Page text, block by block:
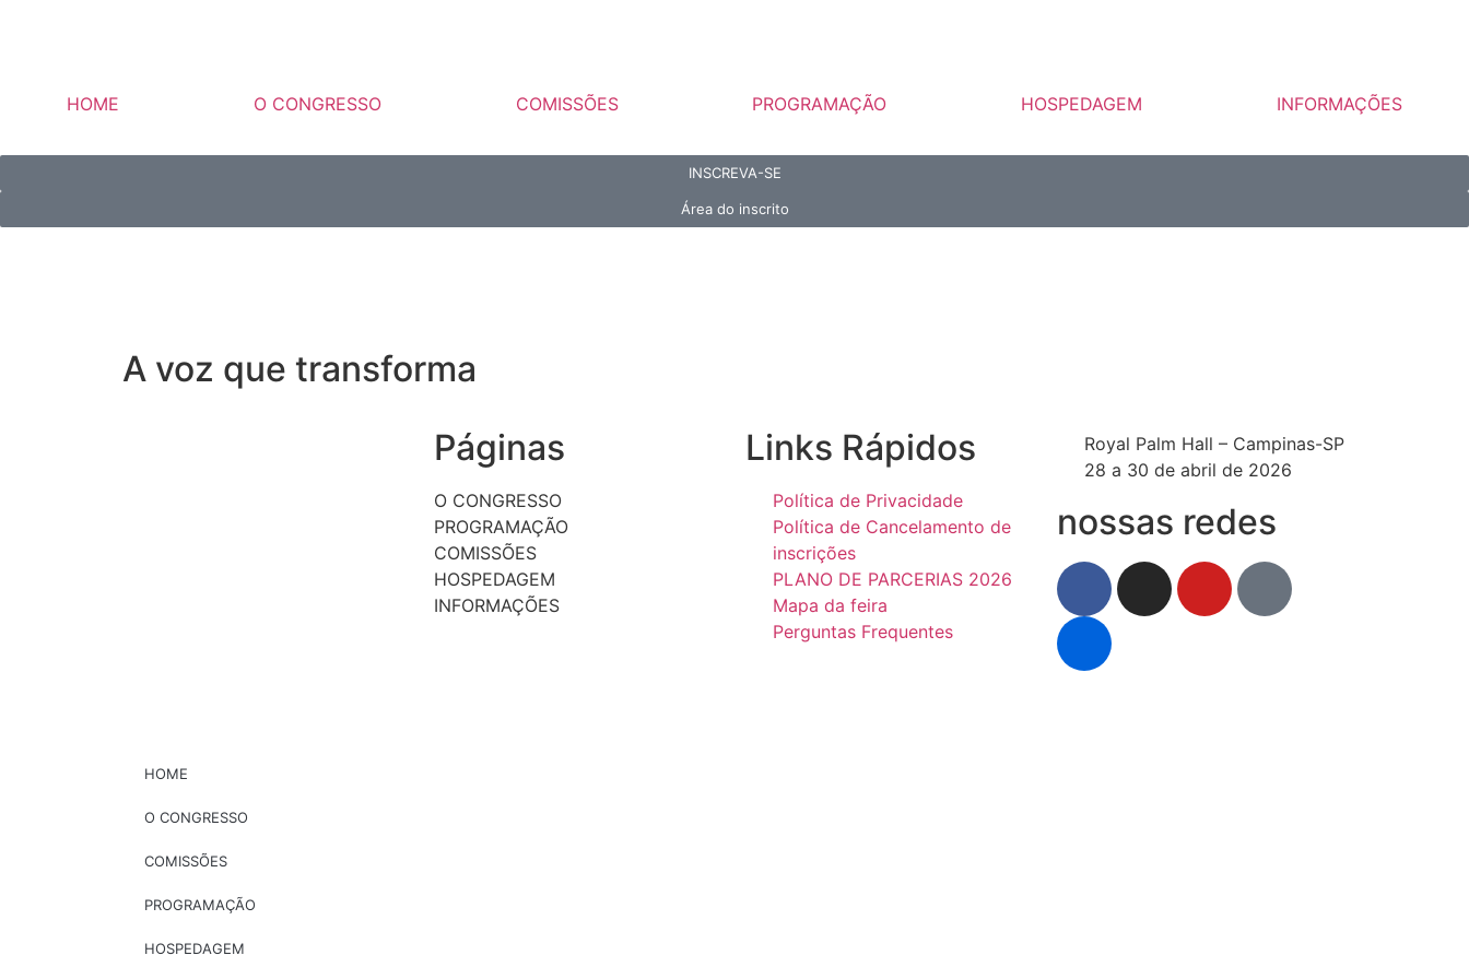
HOME O CONGRESSO COMISSÕES PROGRAMAÇÃO HOSPEDAGEM INFORMAÇÕES
INSCREVA-SE
Área do inscrito
A voz que transforma
Páginas
O CONGRESSO
PROGRAMAÇÃO
COMISSÕES
HOSPEDAGEM
INFORMAÇÕES
Links Rápidos
Política de Privacidade
Política de Cancelamento de
inscrições
PLANO DE PARCERIAS 2026
Mapa da feira
Perguntas Frequentes
Royal Palm Hall – Campinas-SP
28 a 30 de abril de 2026
nossas redes
HOME
O CONGRESSO
COMISSÕES
PROGRAMAÇÃO
HOSPEDAGEM